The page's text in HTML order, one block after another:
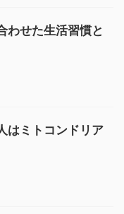
わせた生活習慣と
はミトコンドリア